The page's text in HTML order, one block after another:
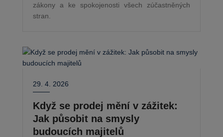
zákony a ke spokojenosti všech zúčastněných
stran.
29. 4. 2026
Když se prodej mění v zážitek:
Jak působit na smysly
budoucích majitelů